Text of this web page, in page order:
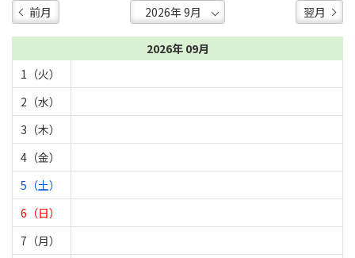
前月 翌月
2026年 09月
1（火）
2（水）
3（木）
4（金）
5（土）
6（日）
7（月）